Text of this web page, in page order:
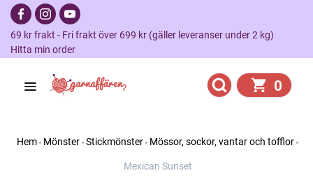
69 kr frakt - Fri frakt över 699 kr (gäller leveranser under 2 kg)
Hitta min order
0
Hem Mönster Stickmönster Mössor, sockor, vantar och tofflor
Mexican Sunset